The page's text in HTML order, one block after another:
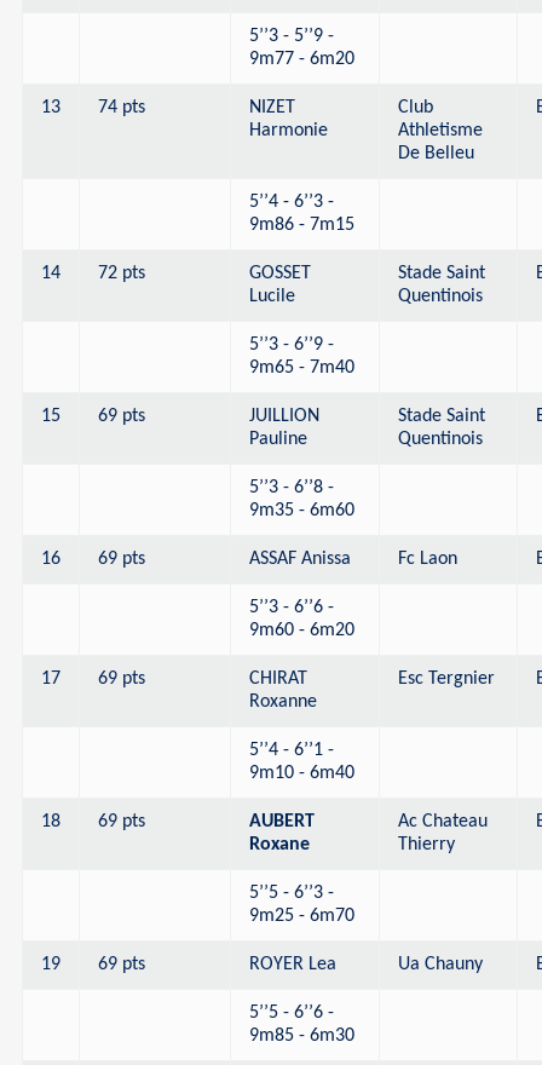
5’’3 - 5’’9 -
9m77 - 6m20
13 74 pts
NIZET
Harmonie
Club
Athletisme
De Belleu
5’’4 - 6’’3 -
9m86 - 7m15
14 72 pts
GOSSET
Lucile
Stade Saint
Quentinois
5’’3 - 6’’9 -
9m65 - 7m40
15 69 pts
JUILLION
Pauline
Stade Saint
Quentinois
5’’3 - 6’’8 -
9m35 - 6m60
16 69 pts ASSAF Anissa Fc Laon
5’’3 - 6’’6 -
9m60 - 6m20
17 69 pts
CHIRAT
Roxanne
Esc Tergnier
5’’4 - 6’’1 -
9m10 - 6m40
18 69 pts
AUBERT
Roxane
Ac Chateau
Thierry
5’’5 - 6’’3 -
9m25 - 6m70
19 69 pts ROYER Lea Ua Chauny
5’’5 - 6’’6 -
9m85 - 6m30